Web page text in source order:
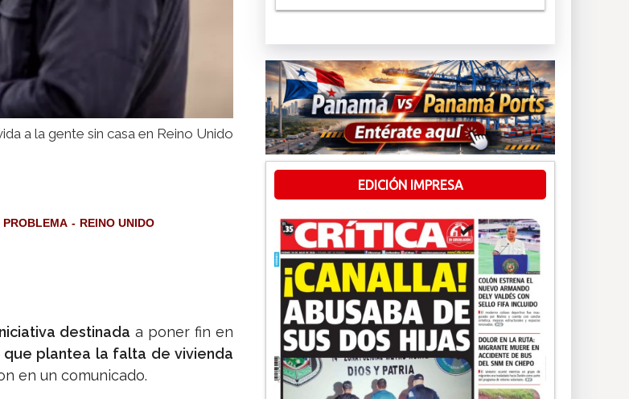
a la gente sin casa en Reino Unido
PROBLEMA REINO UNIDO
destinada a poner fin en
que plantea la falta de vivienda
en un comunicado.
EDICIÓN IMPRESA